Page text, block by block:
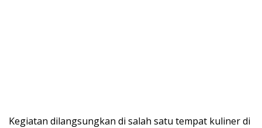
Kegiatan dilangsungkan di salah satu tempat kuliner di